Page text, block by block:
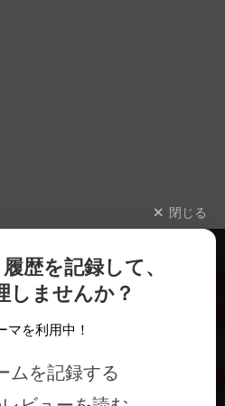
閉じる
歴を記録して、
しませんか？
マを利用中！
ムを記録する